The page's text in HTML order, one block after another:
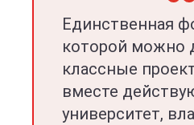
Единственная
которой можно
классные
вместе
университет,